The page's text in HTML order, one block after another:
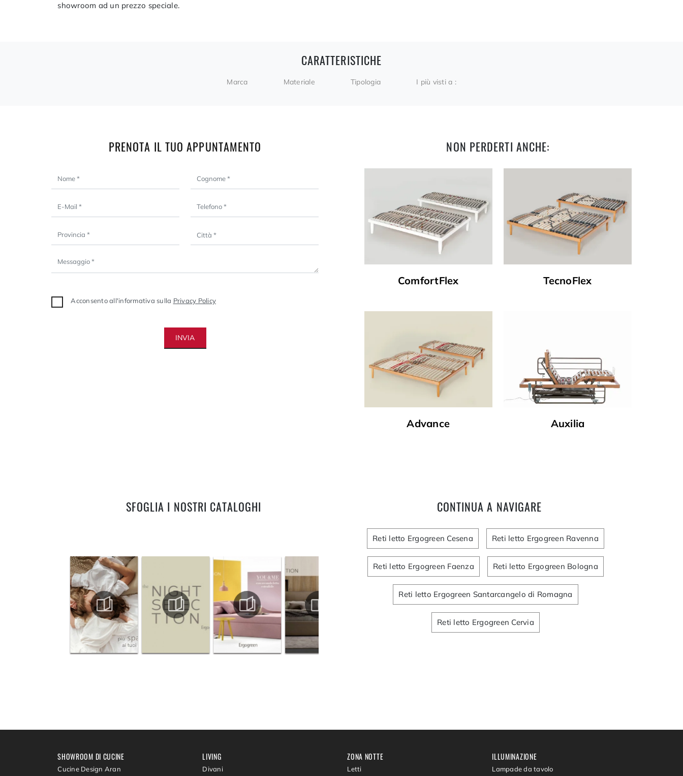
showroom ad un prezzo speciale.
CARATTERISTICHE
Marca Materiale Tipologia I più visti a :
PRENOTA IL TUO APPUNTAMENTO
Acconsento all'informativa sulla Privacy Policy
INVIA
NON PERDERTI ANCHE:
ComfortFlex TecnoFlex
Advance Auxilia
SFOGLIA I NOSTRI CATALOGHI CONTINUA A NAVIGARE
Reti letto Ergogreen Cesena Reti letto Ergogreen Ravenna
Reti letto Ergogreen Faenza Reti letto Ergogreen Bologna
Reti letto Ergogreen Santarcangelo di Romagna
Reti letto Ergogreen Cervia
SHOWROOM DI CUCINE
Cucine Design Aran
LIVING
Divani
ZONA NOTTE
Letti
ILLUMINAZIONE
Lampade da tavolo